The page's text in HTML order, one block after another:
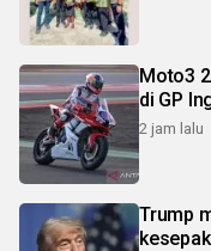
Moto3
di GP
2 jam lalu
Trump